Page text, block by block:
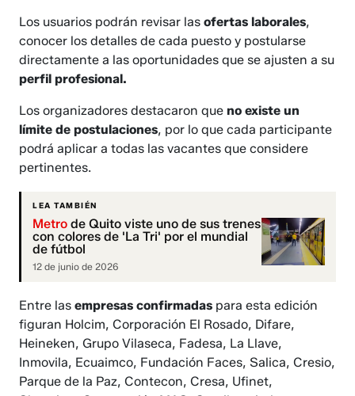
Los usuarios podrán revisar lasofertas laborales,
conocer los detalles de cada puesto y postularse
directamente a las oportunidades que se ajusten a su
perfil profesional.
Los organizadores destacaron queno existe un
límite de postulaciones, por lo que cada participante
podrá aplicar a todas las vacantes que considere
pertinentes.
LEA TAMBIÉN
Metro de Quito viste uno de sus trenes
con colores de 'La Tri' por el mundial
de fútbol
12 de junio de 2026
Entre lasempresas confirmadas para esta edición
figuran Holcim, Corporación El Rosado, Difare,
Heineken, Grupo Vilaseca, Fadesa, La Llave,
Inmovila, Ecuaimco, Fundación Faces, Salica, Cresio,
Parque de la Paz, Contecon, Cresa, Ufinet,